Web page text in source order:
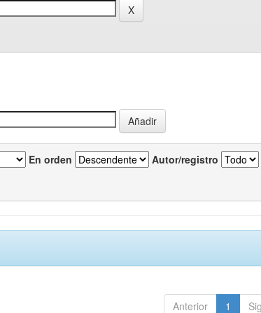
En orden Autor/registro
Anterior 1